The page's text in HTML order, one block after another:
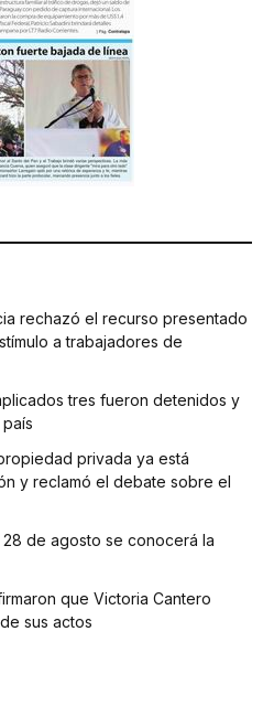
rechazó el recurso presentado
a trabajadores de
tres fueron detenidos y
privada ya está
y reclamó el debate sobre el
de agosto se conocerá la
que Victoria Cantero
sus actos